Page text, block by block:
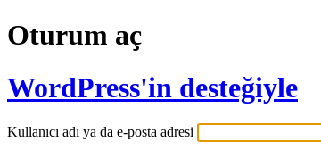
Oturum aç
WordPress'in desteğiyle
Kullanıcı adı ya da e-posta adresi